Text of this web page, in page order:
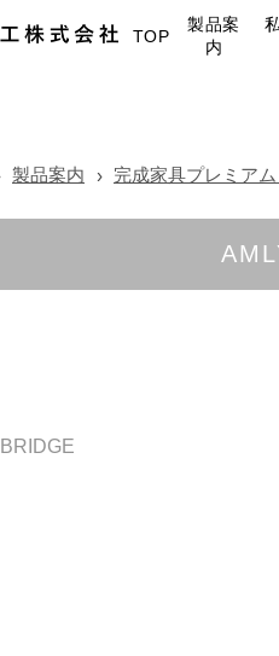
TOP
製品案
内
製品案内 完成家具プレミア
BRIDGE